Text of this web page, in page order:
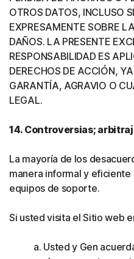
OTROS DATOS, INCLUSO
EXPRESAMENTE SOBRE
DAÑOS. LA PRESENTE
RESPONSABILIDAD ES
DERECHOS DE ACCIÓN,
GARANTÍA, AGRAVIO O
LEGAL.
14. Controversias;
La mayoría de los
manera informal y
equipos de soporte.
Si usted visita el Sitio web
a. Usted y Gen